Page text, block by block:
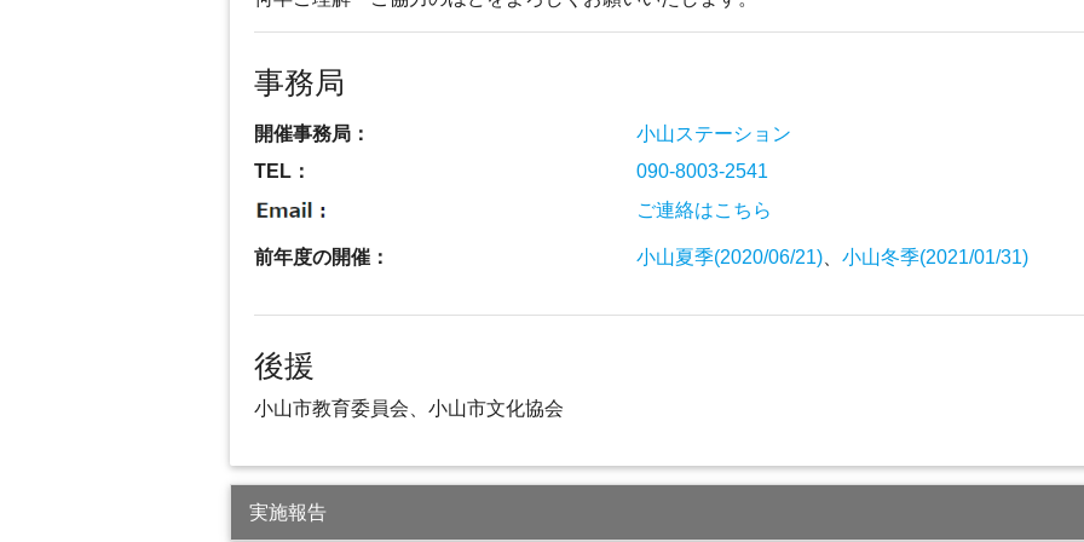
事務局
開催事務局：
小山ステーション
TEL：
090-8003-2541
ご連絡はこちら
前年度の開催： 小山夏季(2020/06/21)、 小山冬季(2021/01/31)
後援
小山市教育委員会、小山市文化協会
実施報告